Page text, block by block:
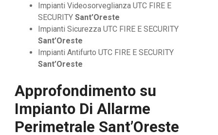
Impianti Videosorveglianza UTC FIRE E
SECURITY Sant’Oreste
Impianti Sicurezza UTC FIRE E SECURITY
Sant’Oreste
Impianti Antifurto UTC FIRE E SECURITY
Sant’Oreste
Approfondimento su
Impianto Di Allarme
Perimetrale Sant’Oreste